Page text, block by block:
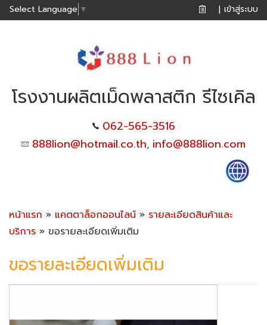
Select Language ▼ | เข้าสู่ระบบ
โรงงานผลิตเม็ดพลาสติก รีไซเคิล
062-565-3516
888lion@hotmail.co.th, info@888lion.com
หน้าแรก » แคตตาล็อกออนไลน์ » รายละเอียดสินค้าและ
บริการ » ขอรายละเอียดเพิ่มเติม
ขอรายละเอียดเพิ่มเติม